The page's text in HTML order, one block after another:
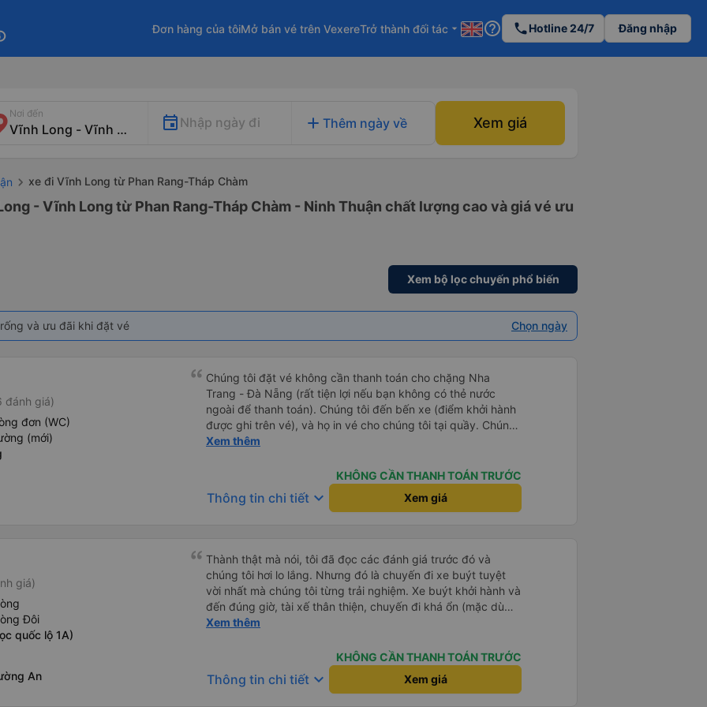
Đơn hàng của tôiMở bán vé trên VexereTrở thành đối tác arrow_drop_down help_outline phoneHotline 24/7 Đăng nhập
Nơi đến
Nhập ngày đi add Thêm ngày về Xem giá
xe đi Vĩnh Long từ Phan Rang-Tháp Chàm
- Vĩnh Long từ Phan Rang-Tháp Chàm - Ninh Thuận chất lượng cao và giá vé ưu
Xem bộ lọc chuyến phổ biến
và ưu đãi khi đặt vé Chọn ngày
đánh giá)
đơn (WC)
(mới)
Chúng tôi đặt vé không cần thanh toán cho chặng Nha
Trang - Đà Nẵng (rất tiện lợi nếu bạn không có thẻ nước
ngoài để thanh toán). Chúng tôi đến bến xe (điểm khởi hành
được ghi trên vé), và họ in vé cho chúng tôi tại quầy. Chúng
tôi cũng quyết định mua vé chiều về trực tiếp tại quầy, vì giá
buýt nhỏ đến điểm hẹn, sau đó chuyển sang xe giường nằm.
Tôi khuyên bạn nên mang theo áo len ấm hoặc áo khoác
mỏng, vì thỉnh thoảng trời khá lạnh, và chăn mền thì hơi cũ,
loại xe buýt khác với ba hàng ghế ngả. Xe ít rộng rãi hơn,
nhưng vẫn khá thoải mái và tốt hơn nhiều so với một chuyến
đi 8-10 tiếng ngồi một chỗ. Chúng tôi cũng dừng lại gần Nha
Trang và sau đó được đưa đến ga bằng xe buýt nhỏ. Họ
cũng vận chuyển hàng hóa trong suốt chuyến đi, và có thể
công ty này và đặt chỗ ngồi VIP.
Xem thêm
KHÔNG CẦN THANH TOÁN TRƯỚC
Thông tin chi tiết keyboard_arrow_down Xem giá
giá)
Đôi
quốc lộ 1A)
An
Thành thật mà nói, tôi đã đọc các đánh giá trước đó và
chúng tôi hơi lo lắng. Nhưng đó là chuyến đi xe buýt tuyệt
vời nhất mà chúng tôi từng trải nghiệm. Xe buýt khởi hành và
đến đúng giờ, tài xế thân thiện, chuyến đi khá ổn (mặc dù
vẫn hơi xóc, nhưng đó là đặc trưng của Việt Nam ^^), và chỗ
Xem thêm
KHÔNG CẦN THANH TOÁN TRƯỚC
Thông tin chi tiết keyboard_arrow_down Xem giá